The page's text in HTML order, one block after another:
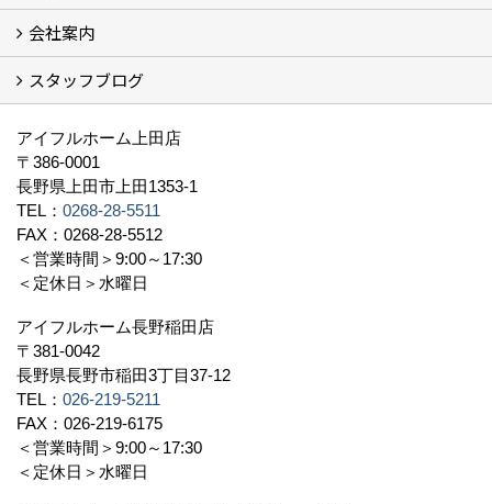
建築工事 実績
土木工事 実績
一般建築(別荘)
公共工事部スタッフ紹介
会社案内
社長挨拶
会社概要
採用情報
アクセス
スタッフ紹介
スタッフブログ
資格取得一覧
プライバシーポリシー
地域貢献 (3)
スタッフブログ
アイフルホーム上田店
〒386-0001
長野県上田市上田1353-1
TEL： 0268-28-5511
FAX：0268-28-5512
＜営業時間＞9:00～17:30
＜定休日＞水曜日
アイフルホーム長野稲田店
〒381-0042
長野県長野市稲田3丁目37-12
TEL： 026-219-5211
FAX：026-219-6175
＜営業時間＞9:00～17:30
＜定休日＞水曜日